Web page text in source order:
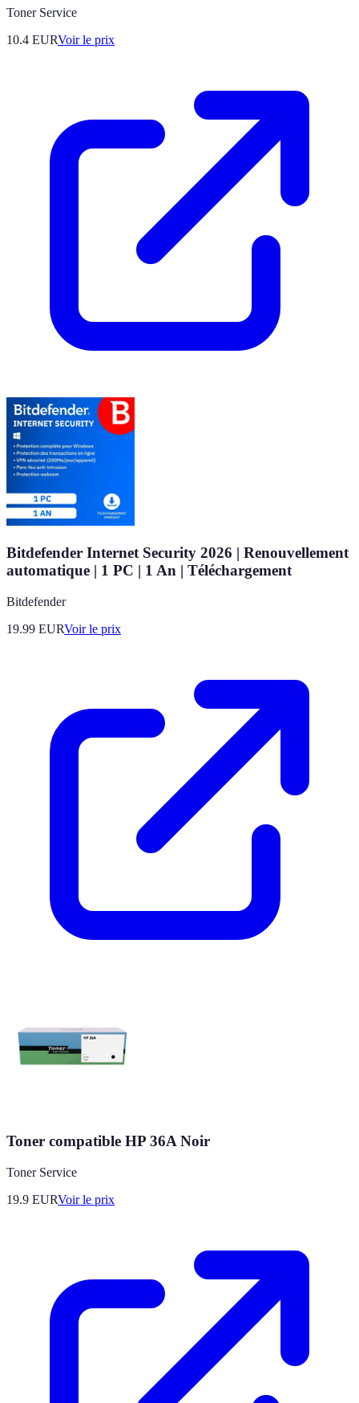
Toner Service
10.4 EURVoir le prix
Bitdefender Internet Security 2026 | Renouvellement
automatique | 1 PC | 1 An | Téléchargement
Bitdefender
19.99 EURVoir le prix
Toner compatible HP 36A Noir
Toner Service
19.9 EURVoir le prix